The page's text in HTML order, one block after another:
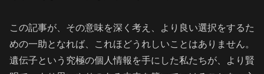
この記事が、その意味を深く考え、より良い選択をするた
めの一助となれば、これほどうれしいことはありません。
遺伝子という究極の個人情報を手にした私たちが、より賢